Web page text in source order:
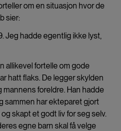
om en situasjon hvor de
sier:
Jeg hadde egentlig ikke lyst,
allikevel fortelle om gode
hatt flaks. De legger skylden
foreldre. Han hadde
sammen har ekteparet gjort
skapt et godt liv for seg selv.
egne barn skal få velge